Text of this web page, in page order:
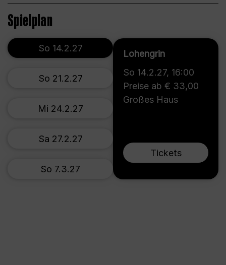
Spielplan
Lohengrin
So 14.2.27, 16:00
Preise ab € 33,00
Großes Haus
Tickets
So 14.2.27
So 21.2.27
Mi 24.2.27
Sa 27.2.27
So 7.3.27